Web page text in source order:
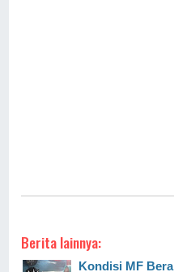
Berita lainnya:
Kondisi MF